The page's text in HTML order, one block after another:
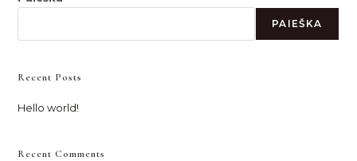
PAIEŠKA
Recent Posts
Hello world!
Recent Comments